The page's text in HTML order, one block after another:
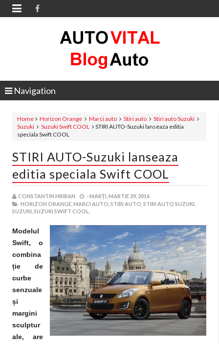

Navigation
Home Horizon Orange Marci auto Stiri auto
Stiri auto Suzuki
Suzuki
Suzuki Swift COOL
STIRI AUTO-Suzuki lanseaza editia
speciala Swift COOL
STIRI AUTO-Suzuki lanseaza
editia speciala Swift COOL
CONSTANTIN HRIBAN -MARȚI, MARTIE 29, 2016
HORIZON ORANGE, MARCI AUTO, STIRI AUTO, STIRI AUTO SUZUKI,
SUZUKI, SUZUKI SWIFT COOL,
Modelul
Swift, o
combina
ție de
curbe
senzuale
și
margini
sculptur
ale, are